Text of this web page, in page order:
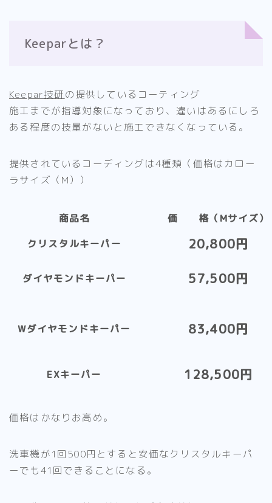
Keeparとは？
Keepar技研の提供しているコーティング
施工までが指導対象になっており、違いはあるにしろ
ある程度の技量がないと施工できなくなっている。
提供されているコーディングは4種類（価格はカロー
ラサイズ（M））
商品名
価 格（Mサイズ）
クリスタルキーパー
20,800円
ダイヤモンドキーパー 57,500円
Wダイヤモンドキーパー 83,400円
EXキーパー 128,500円
価格はかなりお高め。
洗車機が1回500円とすると安価なクリスタルキーパ
ーでも41回できることになる。